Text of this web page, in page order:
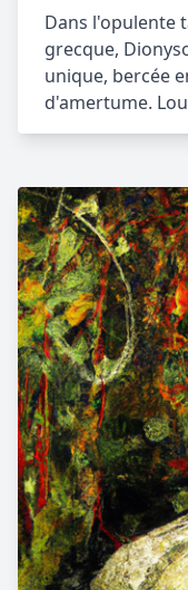
Dans l'opulente
grecque,
unique, bercée
d'amertume.